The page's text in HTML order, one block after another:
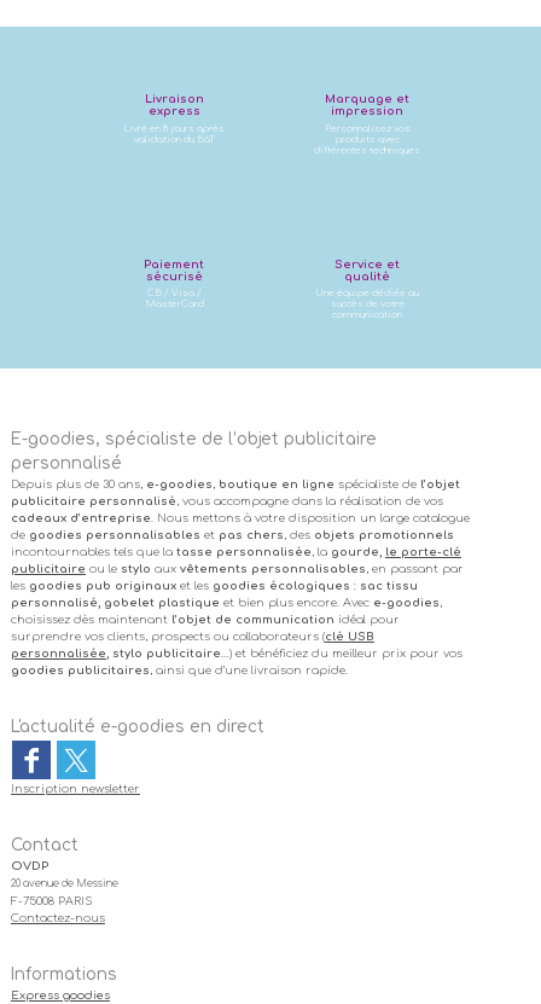
Livraison
express
Livré en 8 jours après
validation du BàT
Marquage et
impression
Personnalisez vos
produits avec
différentes techniques
Paiement
sécurisé
CB / Visa /
MasterCard
Service et
qualité
Une équipe dédiée au
succès de votre
communication
E-goodies, spécialiste de l’objet publicitaire
personnalisé
Depuis plus de 30 ans, e-goodies , boutique en ligne spécialiste de l’objet
publicitaire personnalisé , vous accompagne dans la réalisation de vos
cadeaux d’entreprise. Nous mettons à votre disposition un large catalogue
de goodies personnalisables et pas chers , des objets promotionnels
incontournables tels que la tasse personnalisée , la gourde, le porte-clé
publicitaire ou le stylo aux vêtements personnalisables , en passant par
les goodies pub originauxet les goodies écologiques : sac tissu
personnalisé, gobelet plastique et bien plus encore. Avec e-goodies ,
choisissez dès maintenant l’objet de communication idéal pour
surprendre vos clients, prospects ou collaborateurs (clé USB
personnalisée, stylo publicitaire…) et bénéficiez du meilleur prix pour vos
goodies publicitaires , ainsi que d’une livraison rapide.
L'actualité e-goodies en direct
Inscription newsletter
Contact
OVDP
20 avenue de Messine
F-75008 PARIS
Contactez-nous
Informations
Express goodies